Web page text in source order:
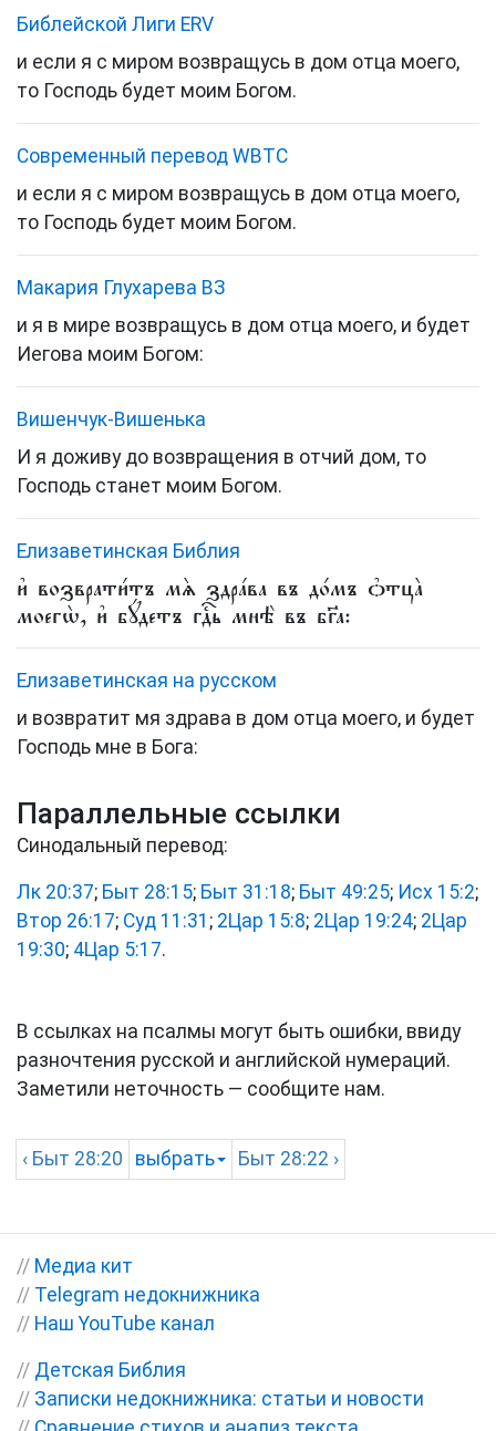
Библейской Лиги ERV
и если я с миром возвращусь в дом отца моего,
то Господь будет моим Богом.
Cовременный перевод WBTC
и если я с миром возвращусь в дом отца моего,
то Господь будет моим Богом.
Макария Глухарева ВЗ
и я в мире возвращусь в дом отца моего, и будет
Иегова моим Богом:
Вишенчук-Вишенька
И я доживу до возвращения в отчий дом, то
Господь станет моим Богом.
Елизаветинская Библия
и҆ возврати́тъ мѧ̀ здра́ва въ до́мъ ѻ҆тца̀
моегѡ̀, и҆ бꙋ́детъ гдⷭ҇ь мнѣ̀ въ бг҃а:
Елизаветинская на русском
и возвратит мя здрава в дом отца моего, и будет
Господь мне в Бога:
Параллельные ссылки
Синодальный перевод:
Лк 20:37; Быт 28:15; Быт 31:18; Быт 49:25; Исх 15:2;
Втор 26:17; Суд 11:31 ; 2Цар 15:8; 2Цар 19:24; 2Цар
19:30; 4Цар 5:17.
В ссылках на псалмы могут быть ошибки, ввиду
разночтения русской и английской нумераций.
Заметили неточность — сообщите нам.
‹ Быт 28:20 выбрать Быт 28:22 ›
// Медиа кит
// Telegram недокнижника
// Наш YouTube канал
// Детская Библия
// Записки недокнижника: статьи и новости